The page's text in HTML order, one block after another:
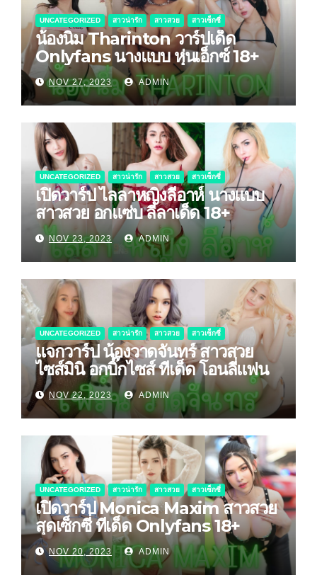
UNCATEGORIZED สาวน่ารัก สาวสวย สาวเซ็กซี่
น้องนิ่ม Tharinton วาร์ปเด็ด
Onlyfans นางแบบ หุ่นเอ็กซ์ 18+
NOV 27, 2023 ADMIN
UNCATEGORIZED สาวน่ารัก สาวสวย สาวเซ็กซี่
เปิดวาร์ป ไลลาหญิงลีอาห์ นางแบบ
สาวสวย อกแซ่บ ลีลาเด็ด 18+
NOV 23, 2023 ADMIN
UNCATEGORIZED สาวน่ารัก สาวสวย สาวเซ็กซี่
แจกวาร์ป น้องวาดจันทร์ สาวสวย
ไซส์มินิ อกบิ๊กไซส์ ทีเด็ด โอนลี่แฟน
NOV 22, 2023 ADMIN
UNCATEGORIZED สาวน่ารัก สาวสวย สาวเซ็กซี่
เปิดวาร์ป Monica Maxim สาวสวย
สุดเซ็กซี่ ทีเด็ด Onlyfans 18+
NOV 20, 2023 ADMIN